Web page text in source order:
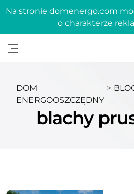
Na stronie domenergo.com
o charakterze
DOM
ENERGOOSZCZĘDNY
>
blachy